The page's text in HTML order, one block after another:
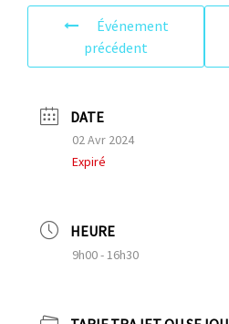
Événement
précédent
DATE
02 Avr 2024
Expiré
HEURE
9h00 - 16h30